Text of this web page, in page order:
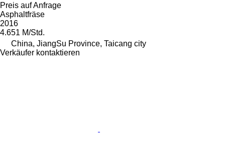
Preis auf Anfrage
Asphaltfräse
2016
4.651 M/Std.
China, JiangSu Province, Taicang city
Verkäufer kontaktieren